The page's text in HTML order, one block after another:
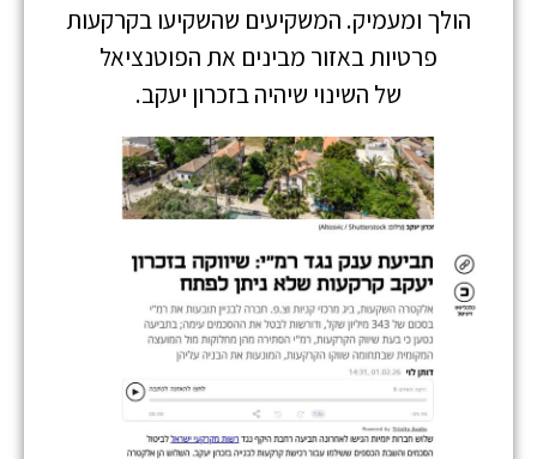
הולך ומעמיק. המשקיעים שהשקיעו בקרקעות
פרטיות באזור מבינים את הפוטנציאל
של השינוי שיהיה בזכרון יעקב.